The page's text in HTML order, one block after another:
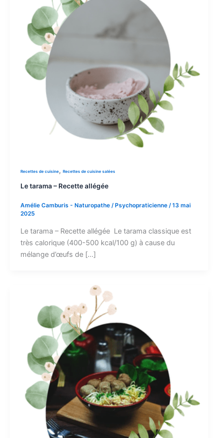
Recettes de cuisine, Recettes de cuisine salées
Le tarama – Recette allégée
Amélie Camburis - Naturopathe / Psychopraticienne /13 mai
2025
Le tarama – Recette allégée Le tarama classique est
très calorique (400-500 kcal/100 g) à cause du
mélange d’œufs de […]